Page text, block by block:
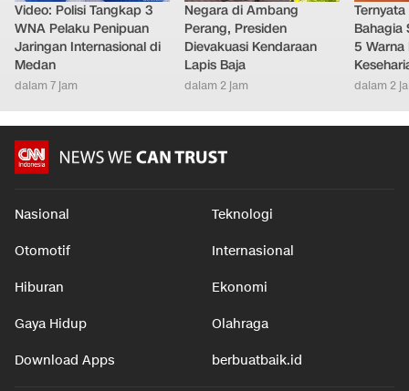
Video: Polisi Tangkap 3
WNA Pelaku Penipuan
Jaringan Internasional di
Medan
dalam 7 jam
Negara di Ambang
Perang, Presiden
Dievakuasi Kendaraan
Lapis Baja
dalam 2 jam
Bahagia
5
dalam 2
Nasional Teknologi
Otomotif Internasional
Hiburan Ekonomi
Gaya Hidup Olahraga
Download Apps berbuatbaik.id